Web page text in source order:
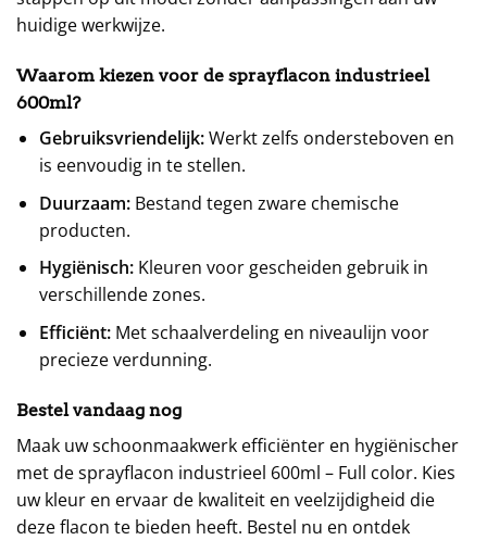
huidige werkwijze.
Waarom kiezen voor de sprayflacon industrieel
600ml?
Gebruiksvriendelijk:Werkt zelfs ondersteboven en
is eenvoudig in te stellen.
Duurzaam:Bestand tegen zware chemische
producten.
Hygiënisch:Kleuren voor gescheiden gebruik in
verschillende zones.
Efficiënt:Met schaalverdeling en niveaulijn voor
precieze verdunning.
Bestel vandaag nog
Maak uw schoonmaakwerk efficiënter en hygiënischer
met de sprayflacon industrieel 600ml – Full color. Kies
uw kleur en ervaar de kwaliteit en veelzijdigheid die
deze flacon te bieden heeft. Bestel nu en ontdek